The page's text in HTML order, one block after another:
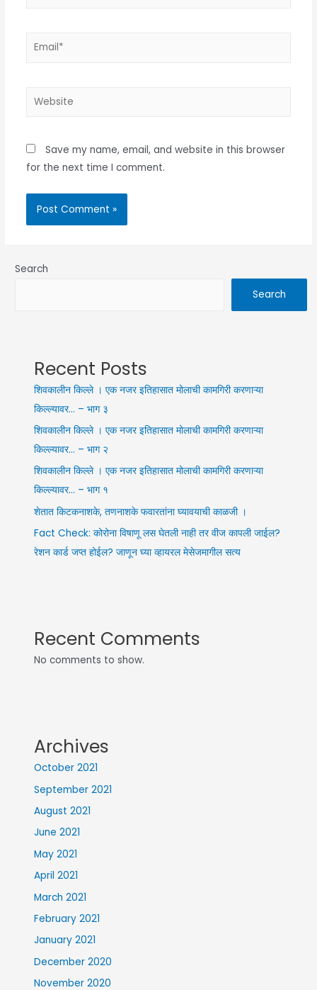
Email*
Website
Save my name, email, and website in this browser
for the next time I comment.
Search
Search
Recent Posts
शिवकालीन किल्ले । एक नजर इतिहासात मोलाची कामगिरी करणाऱ्या
किल्ल्यावर… – भाग ३
शिवकालीन किल्ले । एक नजर इतिहासात मोलाची कामगिरी करणाऱ्या
किल्ल्यावर… – भाग २
शिवकालीन किल्ले । एक नजर इतिहासात मोलाची कामगिरी करणाऱ्या
किल्ल्यावर… – भाग १
शेतात किटकनाशके, तणनाशके फवारतांना घ्यावयाची काळजी ।
Fact Check: कोरोना विषाणू लस घेतली नाही तर वीज कापली जाईल?
रेशन कार्ड जप्त होईल? जाणून घ्या व्हायरल मेसेजमागील सत्य
Recent Comments
No comments to show.
Archives
October 2021
September 2021
August 2021
June 2021
May 2021
April 2021
March 2021
February 2021
January 2021
December 2020
November 2020